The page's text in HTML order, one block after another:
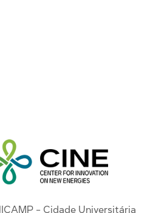
- Cidade Universitária